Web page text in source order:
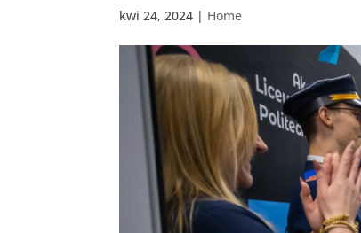
kwi 24, 2024 | Home